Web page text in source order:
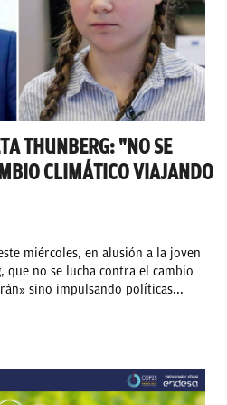
THUNBERG: "NO SE
CLIMÁTICO VIAJANDO
miércoles, en alusión a la joven
que no se lucha contra el cambio
sino impulsando políticas...